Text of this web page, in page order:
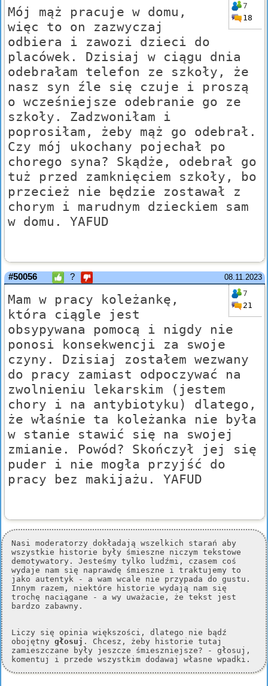
7
18
Mój mąż pracuje w domu,
więc to on zazwyczaj
odbiera i zawozi dzieci do
placówek. Dzisiaj w ciągu dnia
odebrałam telefon ze szkoły, że
nasz syn źle się czuje i proszą
o wcześniejsze odebranie go ze
szkoły. Zadzwoniłam i
poprosiłam, żeby mąż go odebrał.
Czy mój ukochany pojechał po
chorego syna? Skądże, odebrał go
tuż przed zamknięciem szkoły, bo
przecież nie będzie zostawał z
chorym i marudnym dzieckiem sam
w domu. YAFUD
08.11.2023
#50056 ?
7
21
Mam w pracy koleżankę,
która ciągle jest
obsypywana pomocą i nigdy nie
ponosi konsekwencji za swoje
czyny. Dzisiaj zostałem wezwany
do pracy zamiast odpoczywać na
zwolnieniu lekarskim (jestem
chory i na antybiotyku) dlatego,
że właśnie ta koleżanka nie była
w stanie stawić się na swojej
zmianie. Powód? Skończył jej się
puder i nie mogła przyjść do
pracy bez makijażu. YAFUD
Nasi moderatorzy dokładają wszelkich starań aby
wszystkie historie były śmieszne niczym tekstowe
demotywatory. Jesteśmy tylko ludźmi, czasem coś
wydaje nam się naprawdę śmieszne i traktujemy to
jako autentyk - a wam wcale nie przypada do gustu.
Innym razem, niektóre historie wydają nam się
trochę naciągane - a wy uważacie, że tekst jest
bardzo zabawny.
Liczy się opinia większości, dlatego nie bądź
obojętny głosuj . Chcesz, żeby historie tutaj
zamieszczane były jeszcze śmieszniejsze? - głosuj,
komentuj i przede wszystkim dodawaj własne wpadki.